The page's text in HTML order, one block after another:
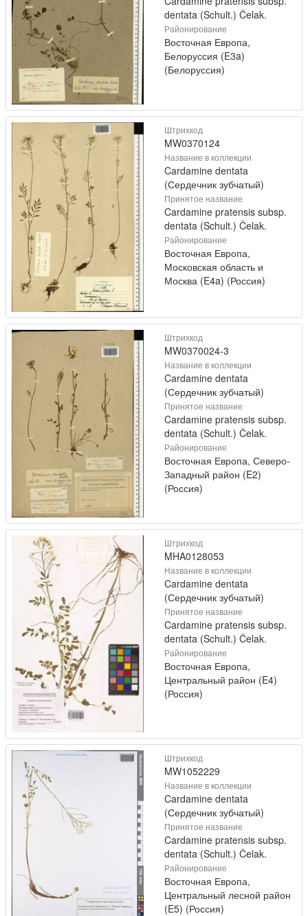
dentata (Schult.) Čelak.
Районирование
Восточная Европа,
Белоруссия (E3a)
(Белоруссия)
Штрихкод
MW0370124
Название в коллекции
Cardamine dentata
(Сердечник зубчатый)
Принятое название
Cardamine pratensis subsp.
dentata (Schult.) Čelak.
Районирование
Восточная Европа,
Московская область и
Москва (E4a) (Россия)
Штрихкод
MW0370024-3
Название в коллекции
Cardamine dentata
(Сердечник зубчатый)
Принятое название
Cardamine pratensis subsp.
dentata (Schult.) Čelak.
Районирование
Восточная Европа, Северо-
Западный район (E2)
(Россия)
Штрихкод
MHA0128053
Название в коллекции
Cardamine dentata
(Сердечник зубчатый)
Принятое название
Cardamine pratensis subsp.
dentata (Schult.) Čelak.
Районирование
Восточная Европа,
Центральный район (E4)
(Россия)
Штрихкод
MW1052229
Название в коллекции
Cardamine dentata
(Сердечник зубчатый)
Принятое название
Cardamine pratensis subsp.
dentata (Schult.) Čelak.
Районирование
Восточная Европа,
Центральный лесной район
(E5) (Россия)